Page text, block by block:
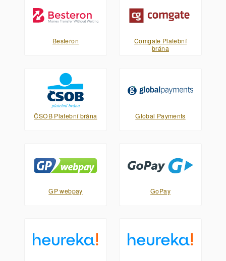
Besteron
Comgate Platební
brána
ČSOB Platební brána Global Payments
GP webpay GoPay